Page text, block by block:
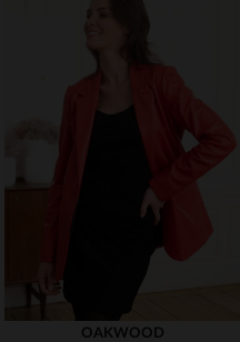
TAILLES DISPONIBLES
OAKWOOD